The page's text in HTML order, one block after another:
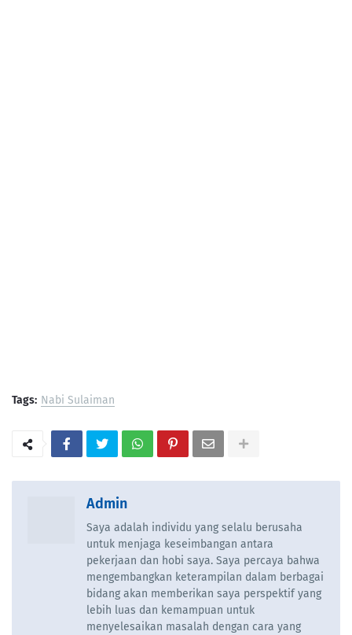
Tags: Nabi Sulaiman
Admin
Saya adalah individu yang selalu berusaha
untuk menjaga keseimbangan antara
pekerjaan dan hobi saya. Saya percaya bahwa
mengembangkan keterampilan dalam berbagai
bidang akan memberikan saya perspektif yang
lebih luas dan kemampuan untuk
menyelesaikan masalah dengan cara yang